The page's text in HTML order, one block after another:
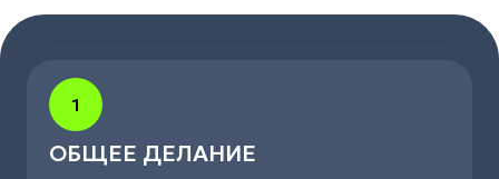
1
ОБЩЕЕ ДЕЛАНИЕ